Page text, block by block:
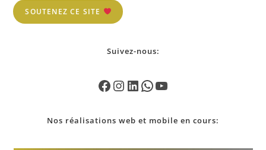
SOUTENEZ CE SITE
Suivez-nous:
Nos réalisations web et mobile en cours: